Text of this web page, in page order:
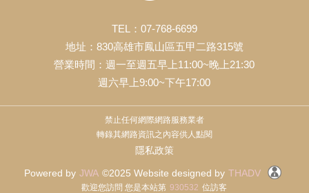
TEL：07-768-6699
地址：830高雄市鳳山區五甲二路315號
營業時間：週一至週五早上11:00~晚上21:30
週六早上9:00~下午17:00
禁止任何網際網路服務業者
轉錄其網路資訊之內容供人點閱
隱私政策
Powered by JWA ©2025 Website designed by THADV
歡迎您訪問 您是本站第 930532 位訪客